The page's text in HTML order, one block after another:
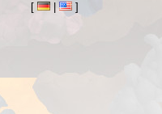
[ | ]